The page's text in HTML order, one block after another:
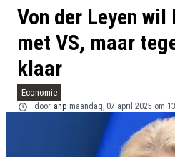
Von der Leyen
met VS, maar
klaar
Economie
door anp maandag, 07 april 2025 om